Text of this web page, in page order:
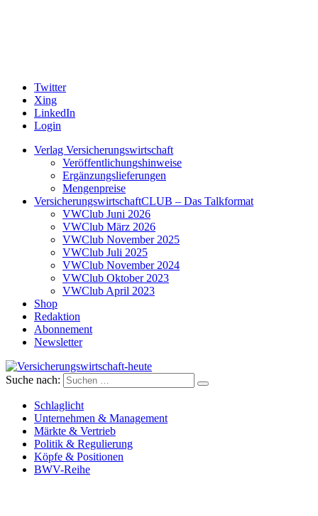
Twitter
Xing
LinkedIn
Login
Verlag Versicherungswirtschaft
Veröffentlichungshinweise
Ergänzungslieferungen
Mengenpreise
VersicherungswirtschaftCLUB – Das Talkformat
VWClub Juni 2026
VWClub März 2026
VWClub November 2025
VWClub Juli 2025
VWClub November 2024
VWClub Oktober 2023
VWClub April 2023
Shop
Redaktion
Abonnement
Newsletter
Versicherungswirtschaft-heute
Suche nach:
Schlaglicht
Unternehmen & Management
Märkte & Vertrieb
Politik & Regulierung
Köpfe & Positionen
BWV-Reihe